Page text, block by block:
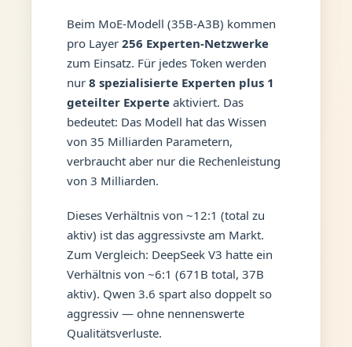
Beim MoE-Modell (35B-A3B) kommen
pro Layer 256 Experten-Netzwerke
zum Einsatz. Für jedes Token werden
nur 8 spezialisierte Experten plus 1
geteilter Experteaktiviert. Das
bedeutet: Das Modell hat das Wissen
von 35 Milliarden Parametern,
verbraucht aber nur die Rechenleistung
von 3 Milliarden.
Dieses Verhältnis von ~12:1 (total zu
aktiv) ist das aggressivste am Markt.
Zum Vergleich: DeepSeek V3 hatte ein
Verhältnis von ~6:1 (671B total, 37B
aktiv). Qwen 3.6 spart also doppelt so
aggressiv — ohne nennenswerte
Qualitätsverluste.